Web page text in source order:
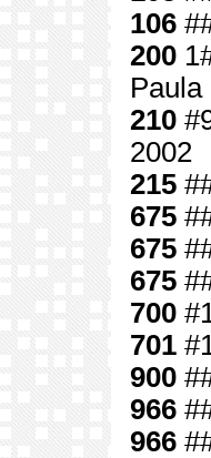
106
200
Paula
210
2002
215
675
675
675
700
701
900
966
966